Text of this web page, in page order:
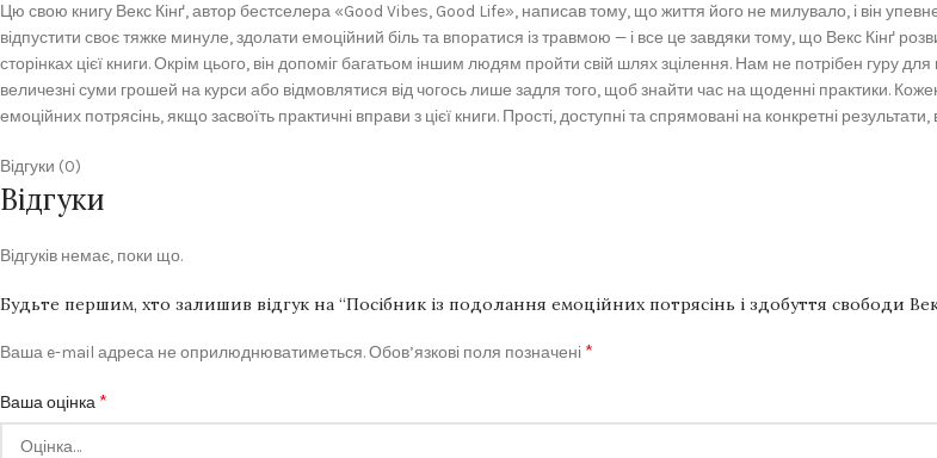
Цю свою книгу Векс Кінґ, автор бестселера «Good Vibes, Good Life», написав тому, що життя його не милувало, і він
відпустити своє тяжке минуле, здолати емоційний біль та впоратися із травмою — і все це завдяки тому, що Векс Кінґ
сторінках цієї книги. Окрім цього, він допоміг багатьом іншим людям пройти свій шлях зцілення. Нам не потрібен гуру
величезні суми грошей на курси або відмовлятися від чогось лише задля того, щоб знайти час на щоденні практики.
емоційних потрясінь, якщо засвоїть практичні вправи з цієї книги. Прості, доступні та спрямовані на конкретні
Відгуки (0)
Відгуки
Відгуків немає, поки що.
Будьте першим, хто залишив відгук на “Посібник із подолання емоційних потрясінь і здобуття свободи
Ваша e-mail адреса не оприлюднюватиметься.Обов’язкові поля позначені *
Ваша оцінка *